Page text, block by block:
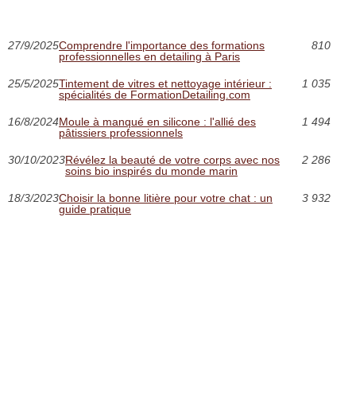
27/9/2025Comprendre l'importance des formations
professionnelles en detailing à Paris
810
25/5/2025Tintement de vitres et nettoyage intérieur :
spécialités de FormationDetailing.com
1 035
16/8/2024Moule à manqué en silicone : l'allié des
pâtissiers professionnels
1 494
30/10/2023Révélez la beauté de votre corps avec nos
soins bio inspirés du monde marin
2 286
18/3/2023Choisir la bonne litière pour votre chat : un
guide pratique
3 932